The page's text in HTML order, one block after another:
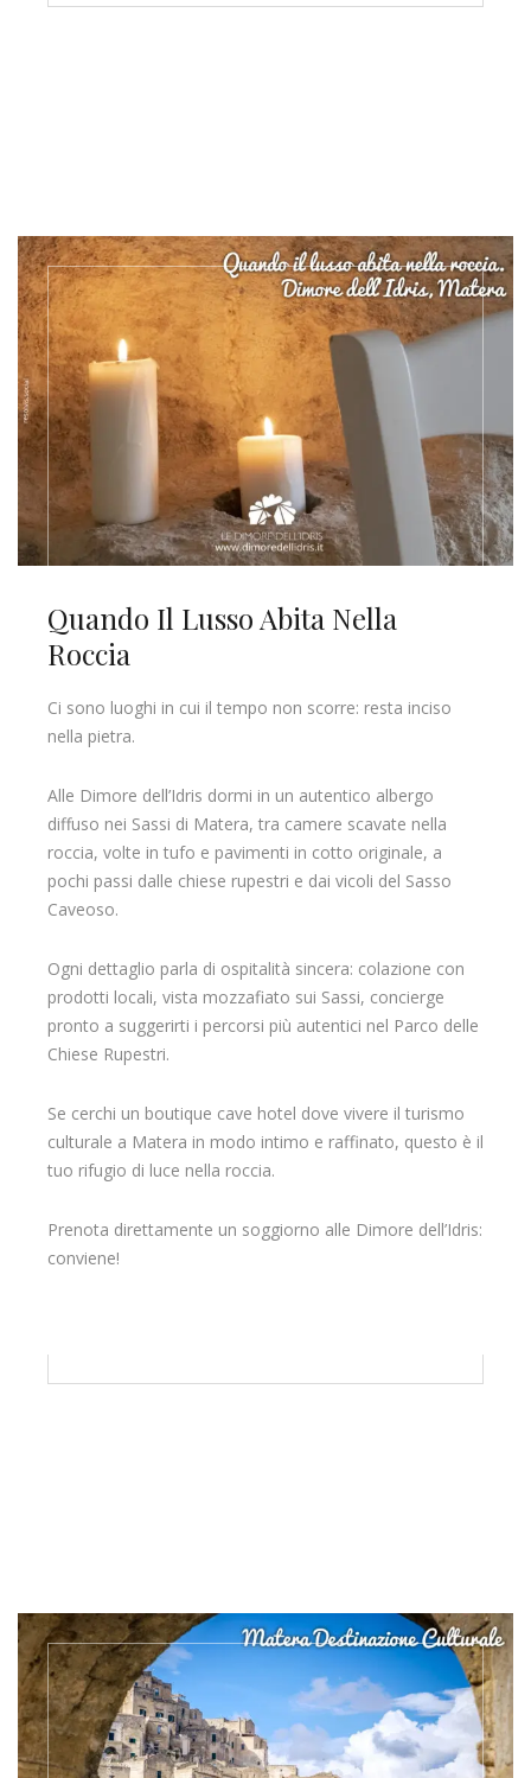
Quando Il Lusso Abita Nella
Roccia
Ci sono luoghi in cui il tempo non scorre: resta inciso
nella pietra.
Alle Dimore dell’Idris dormi in un autentico albergo
diffuso nei Sassi di Matera, tra camere scavate nella
roccia, volte in tufo e pavimenti in cotto originale, a
pochi passi dalle chiese rupestri e dai vicoli del Sasso
Caveoso.
Ogni dettaglio parla di ospitalità sincera: colazione con
prodotti locali, vista mozzafiato sui Sassi, concierge
pronto a suggerirti i percorsi più autentici nel Parco delle
Chiese Rupestri.
Se cerchi un boutique cave hotel dove vivere il turismo
culturale a Matera in modo intimo e raffinato, questo è il
tuo rifugio di luce nella roccia.
Prenota direttamente un soggiorno alle Dimore dell’Idris:
conviene!